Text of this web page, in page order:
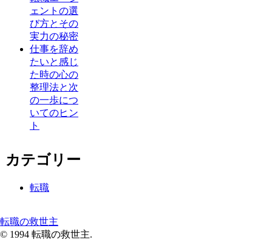
ェントの選
び方とその
実力の秘密
仕事を辞め
たいと感じ
た時の心の
整理法と次
の一歩につ
いてのヒン
ト
カテゴリー
転職
転職の救世主
© 1994 転職の救世主.